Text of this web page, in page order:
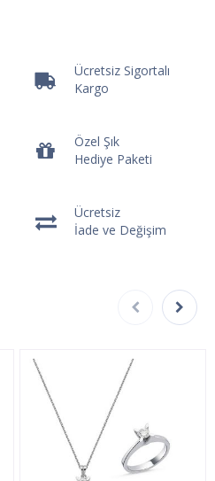
Ücretsiz Sigortalı
Kargo
Özel Şık
Hediye Paketi
Ücretsiz
İade ve Değişim